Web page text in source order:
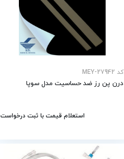
کد MEY-27942
درن پن رز ضد حساسیت مدل سوپا
استعلام قیمت با ثبت درخواست